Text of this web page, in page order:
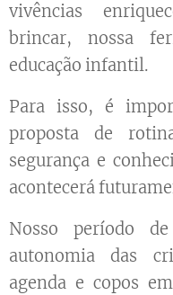
vivências
brincar, nossa
educação infantil.
Para isso, é
proposta de
segurança e
acontecerá
Nosso período
autonomia das
agenda e copos